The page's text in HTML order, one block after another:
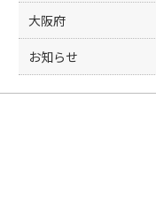
大阪府
お知らせ